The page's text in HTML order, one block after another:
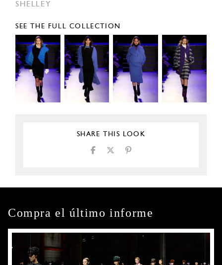
SHELLEY
SEE THE FULL COLLECTION
SHARE THIS LOOK
Compra el último informe